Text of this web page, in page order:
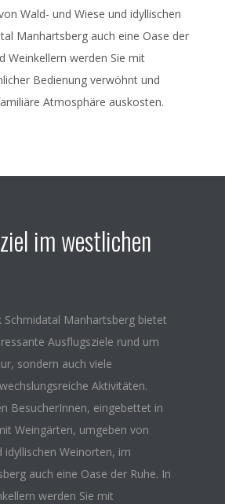
Wald- und Wiese und idyllischen
Manhartsberg auch eine Oase der
Weinkellern werden Sie mit
Bedienung verwöhnt und
Atmosphäre auskosten.
im westlichen
Schmidatal Manhartsberg bietet
Ausflugsziele rund um
sondern auch viele
Aktivitäten.
BesucherInnen, eingebettet in
Weingärten, umgeben von
idyllischen Weinorten, im
auch eine Oase der Ruhe. In
werden Sie mit